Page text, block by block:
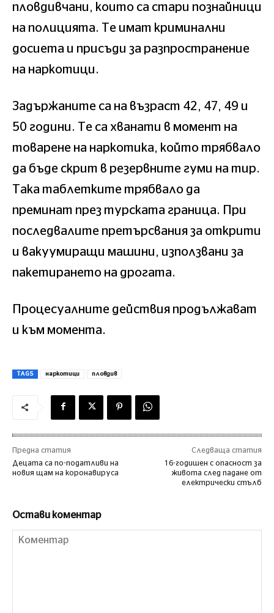
пловдивчани, които са стари познайници
на полицията. Те имат криминални
досиета и присъди за разпространение
на наркотици.
Задържаните са на възраст 42, 47, 49 и
50 години. Те са хванати в момент на
товарене на наркотика, който трябвало
да бъде скрит в резервните гуми на тир.
Така таблетките трябвало да
преминат през турската граница. При
последвалите претърсвания за открити
и вакуумиращи машини, използвани за
пакетирането на дрогата.
Процесуалните действия продължават
и към момента.
TAGS наркотици пловдив
Предна статия
Децата са по-податливи на
новия щам на коронавируса
Следваща статия
16-годишен с опасност за
живота след падане от
електрически стълб
Остави коментар